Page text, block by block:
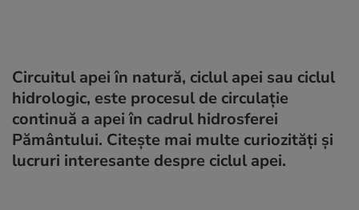
Circuitul apei în natură, ciclul apei sau ciclul
hidrologic, este procesul de circulație
continuă a apei în cadrul hidrosferei
Pământului. Citește mai multe curiozități și
lucruri interesante despre ciclul apei.